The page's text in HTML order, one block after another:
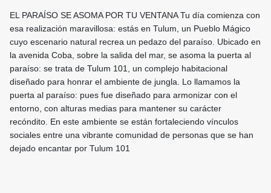
EL PARAÍSO SE ASOMA POR TU VENTANA Tu día comienza con
esa realización maravillosa: estás en Tulum, un Pueblo Mágico
cuyo escenario natural recrea un pedazo del paraíso. Ubicado en
la avenida Coba, sobre la salida del mar, se asoma la puerta al
paraíso: se trata de Tulum 101, un complejo habitacional
diseñado para honrar el ambiente de jungla. Lo llamamos la
puerta al paraíso: pues fue diseñado para armonizar con el
entorno, con alturas medias para mantener su carácter
recóndito. En este ambiente se están fortaleciendo vínculos
sociales entre una vibrante comunidad de personas que se han
dejado encantar por Tulum 101